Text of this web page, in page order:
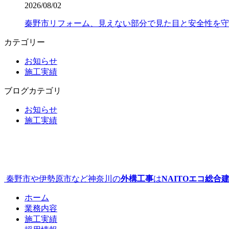
2026/08/02
秦野市リフォーム、見えない部分で見た目と安全性を
カテゴリー
お知らせ
施工実績
ブログカテゴリ
お知らせ
施工実績
秦野市や伊勢原市など神奈川の外構工事はNAITOエコ総合
ホーム
業務内容
施工実績